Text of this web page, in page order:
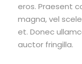
eros. Praesent
magna, vel
et. Donec
auctor fringilla.